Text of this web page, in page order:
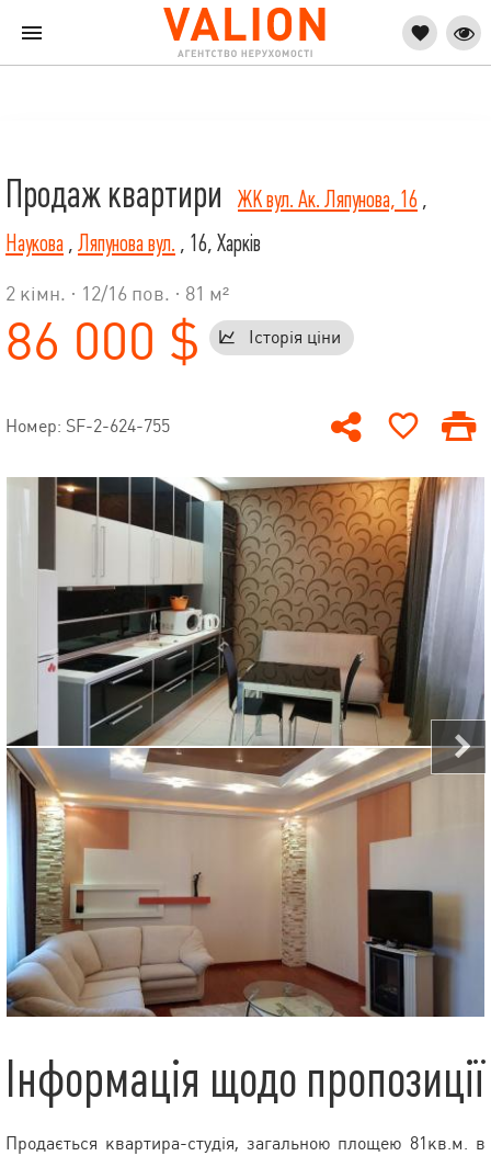
Продаж квартири ЖК вул. Ак. Ляпунова, 16 ,
Наукова , Ляпунова вул. , 16, Харків
2 кімн. · 12/16 пов. · 81 м²
86 000 $ Історія ціни
Номер: SF-2-624-755
Інформація щодо пропозиції
Продається квартира-студія, загальною площею 81кв.м. в